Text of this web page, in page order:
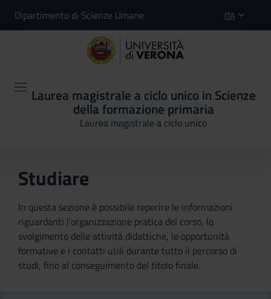
Dipartimento di Scienze Umane ITA
Laurea magistrale a ciclo unico in Scienze
della formazione primaria
Laurea magistrale a ciclo unico
Studiare
In questa sezione è possibile reperire le informazioni
riguardanti l'organizzazione pratica del corso, lo
svolgimento delle attività didattiche, le opportunità
formative e i contatti utili durante tutto il percorso di
studi, fino al conseguimento del titolo finale.